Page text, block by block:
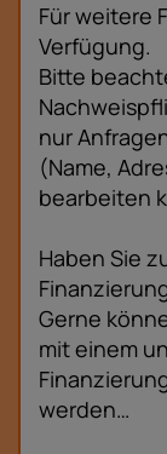
Für weitere
Verfügung.
Bitte
nur
(Name,
bearbeiten
Haben Sie
Gerne
mit einem
werden…